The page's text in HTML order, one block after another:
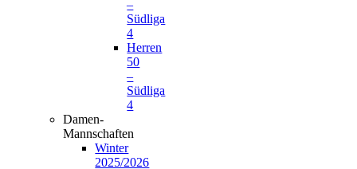
–
Südliga
4
Herren
50
–
Südliga
4
Damen-
Mannschaften
Winter
2025/2026